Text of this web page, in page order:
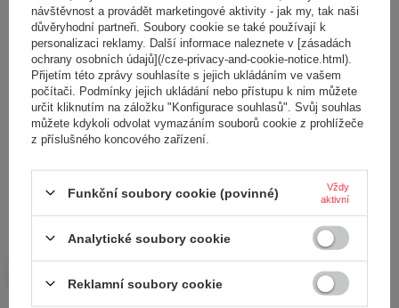
Obsah vašeho názoru
Přidejte vlastní obrázek produktu:
Vaše jméno
návštěvnost a provádět marketingové aktivity - jak my, tak naši
důvěryhodní partneři. Soubory cookie se také používají k
personalizaci reklamy. Další informace naleznete v [zásadách
ochrany osobních údajů](/cze-privacy-and-cookie-notice.html).
Přijetím této zprávy souhlasíte s jejich ukládáním ve vašem
počítači. Podmínky jejich ukládání nebo přístupu k nim můžete
určit kliknutím na záložku "Konfigurace souhlasů". Svůj souhlas
můžete kdykoli odvolat vymazáním souborů cookie z prohlížeče
z příslušného koncového zařízení.
Funkční soubory cookie (povinné)
Vždy
aktivní
Analytické soubory cookie
Reklamní soubory cookie